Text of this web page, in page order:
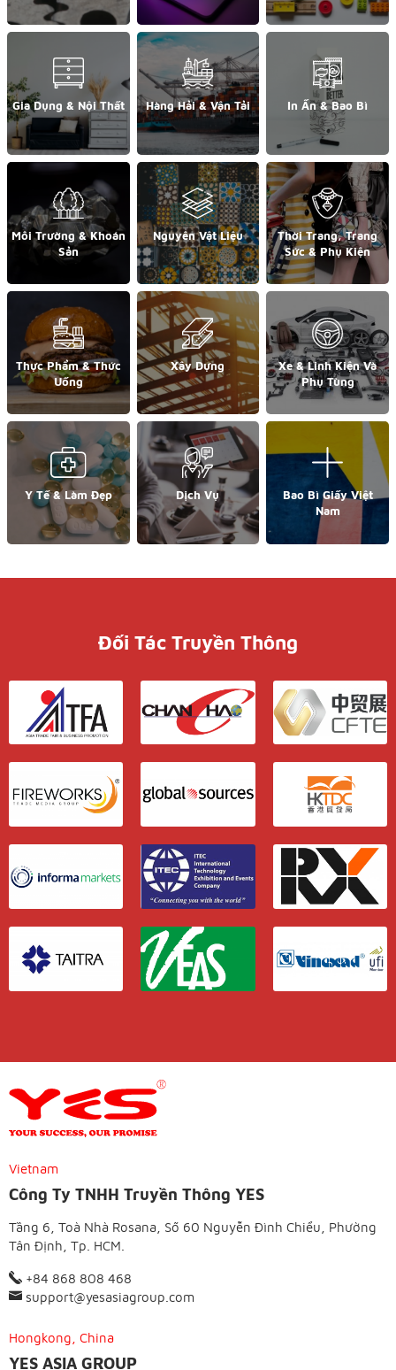
Gia Dụng & Nội Thất Hàng Hải & Vận Tải In Ấn & Bao Bì
Môi Trường & Khoán
Sản
Nguyên Vật Liệu
Thời Trang, Trang
Sức & Phụ Kiện
Thực Phẩm & Thức
Uống
Xây Dựng
Xe & Linh Kiện Và
Phụ Tùng
Y Tế & Làm Đẹp Dịch Vụ
Bao Bì Giấy Việt
Nam
Đối Tác Truyền Thông
Vietnam
Công Ty TNHH Truyền Thông YES
Tầng 6, Toà Nhà Rosana, Số 60 Nguyễn Đình Chiểu, Phường
Tân Định, Tp. HCM.
+84 868 808 468
support@yesasiagroup.com
Hongkong, China
YES ASIA GROUP